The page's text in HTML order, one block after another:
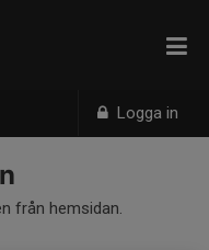
Logga in
från hemsidan.